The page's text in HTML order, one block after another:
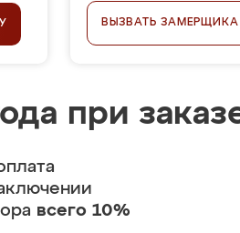
ВЫЗВАТЬ ЗАМЕРЩИКА
при
всего 10%